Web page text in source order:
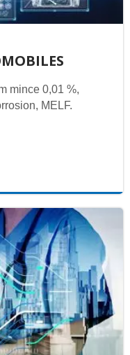
mince 0,01 %,
MELF.